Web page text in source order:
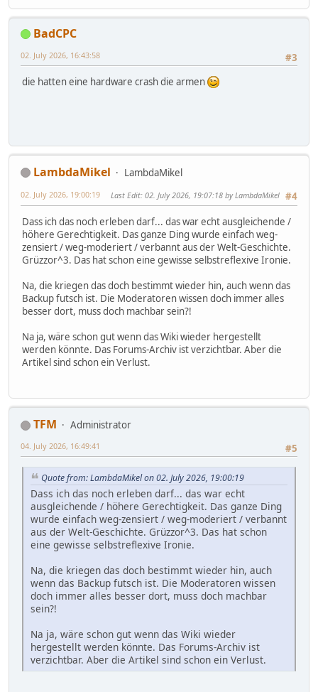
BadCPC
#3
02. July 2026, 16:43:58
die hatten eine hardware crash die armen
LambdaMikel
LambdaMikel
#4
02. July 2026, 19:00:19 Last Edit: 02. July 2026, 19:07:18 by LambdaMikel
Dass ich das noch erleben darf... das war echt ausgleichende /
höhere Gerechtigkeit. Das ganze Ding wurde einfach weg-
zensiert / weg-moderiert / verbannt aus der Welt-Geschichte.
Grüzzor^3. Das hat schon eine gewisse selbstreflexive Ironie.
Na, die kriegen das doch bestimmt wieder hin, auch wenn das
Backup futsch ist. Die Moderatoren wissen doch immer alles
besser dort, muss doch machbar sein?!
Na ja, wäre schon gut wenn das Wiki wieder hergestellt
werden könnte. Das Forums-Archiv ist verzichtbar. Aber die
Artikel sind schon ein Verlust.
TFM
Administrator
#5
04. July 2026, 16:49:41
Quote from: LambdaMikel on 02. July 2026, 19:00:19
Dass ich das noch erleben darf... das war echt
ausgleichende / höhere Gerechtigkeit. Das ganze Ding
wurde einfach weg-zensiert / weg-moderiert / verbannt
aus der Welt-Geschichte. Grüzzor^3. Das hat schon
eine gewisse selbstreflexive Ironie.
Na, die kriegen das doch bestimmt wieder hin, auch
wenn das Backup futsch ist. Die Moderatoren wissen
doch immer alles besser dort, muss doch machbar
sein?!
Na ja, wäre schon gut wenn das Wiki wieder
hergestellt werden könnte. Das Forums-Archiv ist
verzichtbar. Aber die Artikel sind schon ein Verlust.